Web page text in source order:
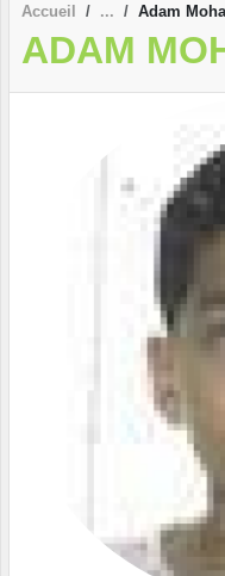
Accueil Adam
ADAM